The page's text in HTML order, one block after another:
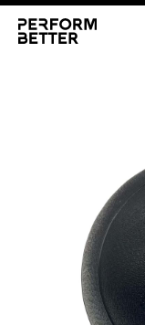
springen